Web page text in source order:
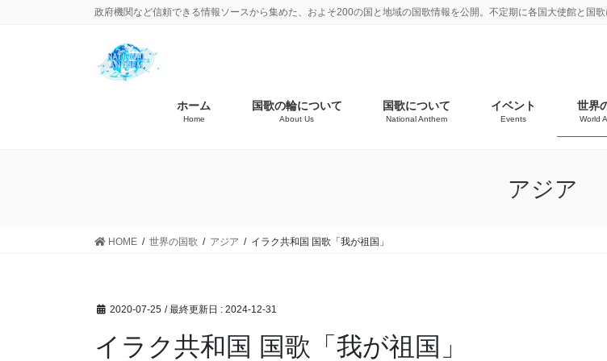
政府機関など信頼できる情報ソースから集めた、およそ200の国と地域の国歌情報を公開。不定期に各国大使館と国歌
ホーム
Home
国歌の輪について
About Us
国歌について
National Anthem
イベント
Events
世界
World
アジア
HOME 世界の国歌 アジア イラク共和国 国歌「我が祖国」
2020-07-25 / 最終更新日 : 2024-12-31
イラク共和国 国歌「我が祖国」